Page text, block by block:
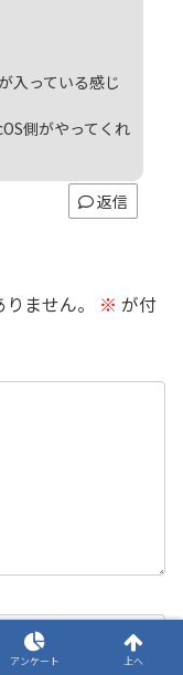
入っている感じ
側がやってくれ
返信
ません。 ※ が付
アンケート 上へ